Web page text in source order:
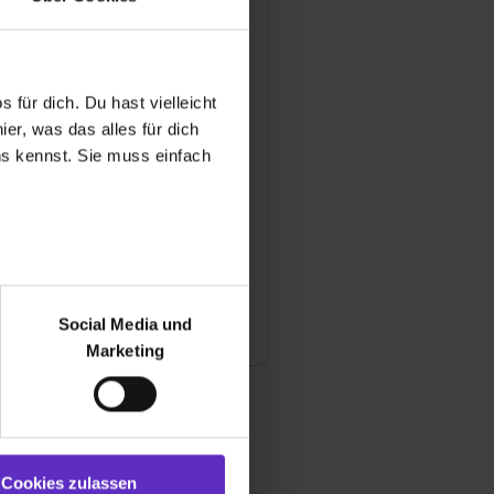
für dich. Du hast vielleicht
was das alles für dich
kennst. Sie muss einfach
bei Benutzung der
zu analysieren
soziale Medien, Werbung
Marketing“). Unsere
bereitgestellt hast oder die
auch damit
Social Media und
Marketing
Cookies zulassen
VVaG
anzeigen